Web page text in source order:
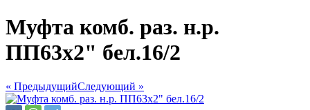
Муфта комб. раз. н.р.
ПП63х2" бел.16/2
« ПредыдущийСледующий »